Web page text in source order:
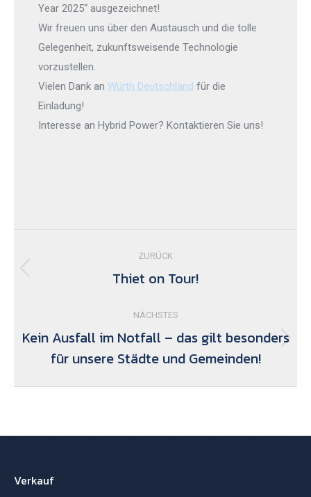
Year 2025“ ausgezeichnet!
Wir freuen uns über den Austausch und die tolle
Gelegenheit, zukunftsweisende Technologie
vorzustellen.
Vielen Dank an Würth Deutschland für die
Einladung!
Interesse an Hybrid Power? Kontaktieren Sie uns!
ZURÜCK
Vorheriger
Thiet on Tour!
NÄCHSTES
Nächster
Beitrag:
Kein Ausfall im Notfall – das gilt besonders
für unsere Städte und Gemeinden!
Verkauf